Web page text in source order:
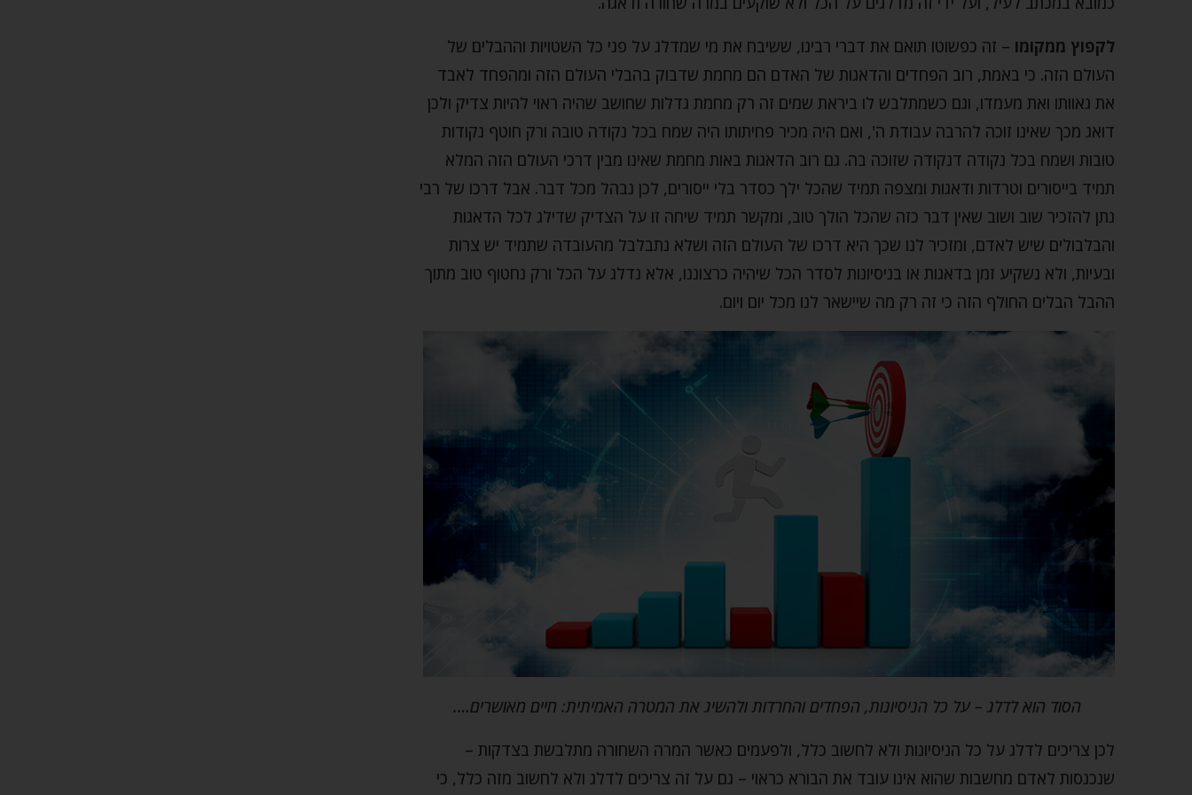
לקפוץ ממקומו – זה כפשוטו תואם את דברי רבינו, ששיבח את מי שמדלג על פני כל השטויות וההבלים של
העולם הזה. כי באמת, רוב הפחדים והדאגות של האדם הם מחמת שדבוק בהבלי העולם הזה ומהפחד לאבד
את גאוותו ואת מעמדו, וגם כשמתלבש לו ביראת שמים זה רק מחמת גדלות שחושב שהיה ראוי להיות צדיק ולכן
דואג מכך שאינו זוכה להרבה עבודת ה', ואם היה מכיר פחיתותו היה שמח בכל נקודה טובה ורק חוטף נקודות
טובות ושמח בכל נקודה דנקודה שזוכה בה. גם רוב הדאגות באות מחמת שאינו מבין דרכי העולם הזה המלא
תמיד בייסורים וטרדות ודאגות ומצפה תמיד שהכל ילך כסדר בלי ייסורים, לכן נבהל מכל דבר. אבל דרכו של רבי
נתן להזכיר שוב ושוב שאין דבר כזה שהכל הולך טוב, ומקשר תמיד שיחה זו על הצדיק שדילג לכל הדאגות
והבלבולים שיש לאדם, ומזכיר לנו שכך היא דרכו של העולם הזה ושלא נתבלבל מהעובדה שתמיד יש צרות
ובעיות, ולא נשקיע זמן בדאגות או בניסיונות לסדר הכל שיהיה כרצוננו, אלא נדלג על הכל ורק נחטוף טוב מתוך
ההבל הבלים החולף הזה כי זה רק מה שיישאר לנו מכל יום ויום.
הסוד הוא לדלג – על כל הניסיונות, הפחדים והחרדות ולהשיג את המטרה האמיתית: חיים מאושרים….
לכן צריכים לדלג על כל הניסיונות ולא לחשוב כלל, ולפעמים כאשר המרה השחורה מתלבשת בצדקות –
שנכנסות לאדם מחשבות שהוא אינו עובד את הבורא כראוי – גם על זה צריכים לדלג ולא לחשוב מזה כלל, כי